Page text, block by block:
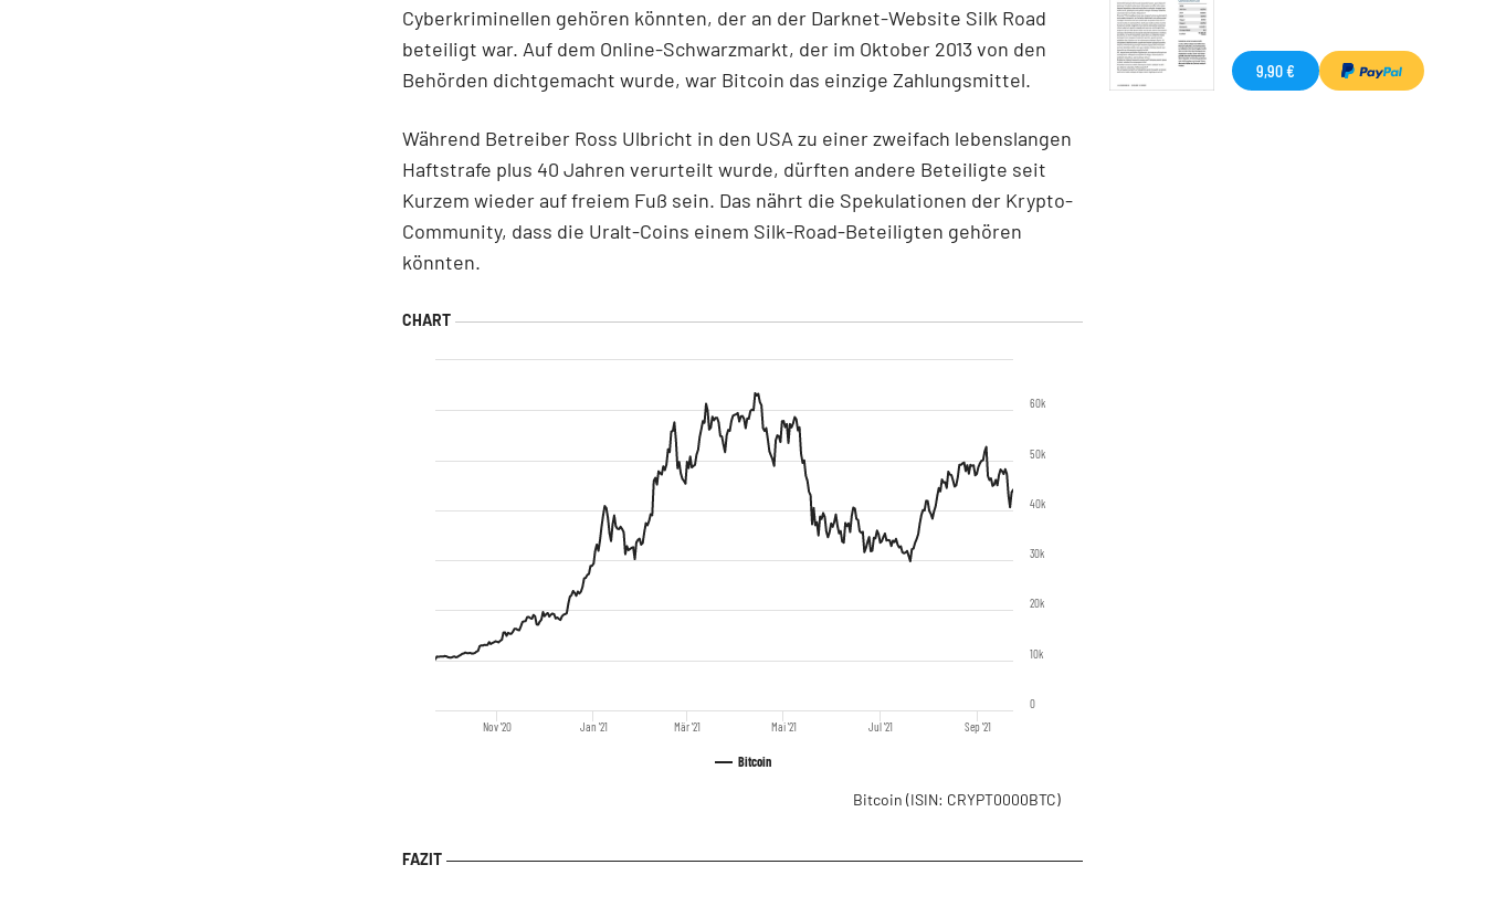
Cyberkriminellen gehören könnten, der an der Darknet-Website Silk Road
beteiligt war. Auf dem Online-Schwarzmarkt, der im Oktober 2013 von den
Behörden dichtgemacht wurde, war Bitcoin das einzige Zahlungsmittel.
Während Betreiber Ross Ulbricht in den USA zu einer zweifach lebenslangen
Haftstrafe plus 40 Jahren verurteilt wurde, dürften andere Beteiligte seit
Kurzem wieder auf freiem Fuß sein. Das nährt die Spekulationen der Krypto-
Community, dass die Uralt-Coins einem Silk-Road-Beteiligten gehören
könnten.
Bitcoin
Jan '21 Jul '21
Nov '20 Mär '21 Mai '21 Sep '21
0
10k
20k
30k
40k
50k
60k
Bitcoin (ISIN: CRYPT0000BTC)
9,90 €